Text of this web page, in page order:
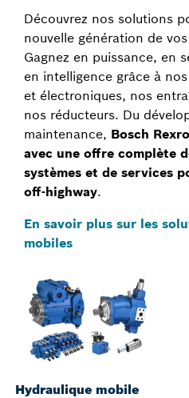
Découvrez nos solutions
nouvelle génération de
Gagnez en puissance, en
en intelligence grâce à
et électroniques, nos
nos réducteurs. Du
maintenance, Bosch
avec une offre complète
systèmes et de services
off-highway.
En savoir plus sur les
mobiles
Hydraulique mobile